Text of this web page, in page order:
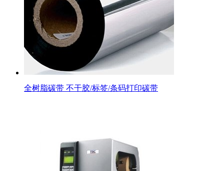
全树脂碳带 不干胶/标签/条码打印碳带